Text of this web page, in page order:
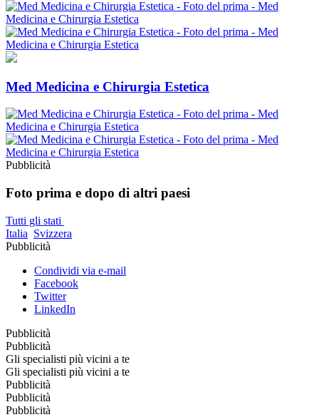
Med Medicina e Chirurgia Estetica
Pubblicità
Foto prima e dopo di altri paesi
Tutti gli stati
Italia Svizzera
Pubblicità
Condividi via e-mail
Facebook
Twitter
LinkedIn
Pubblicità
Pubblicità
Gli specialisti più vicini a te
Gli specialisti più vicini a te
Pubblicità
Pubblicità
Pubblicità